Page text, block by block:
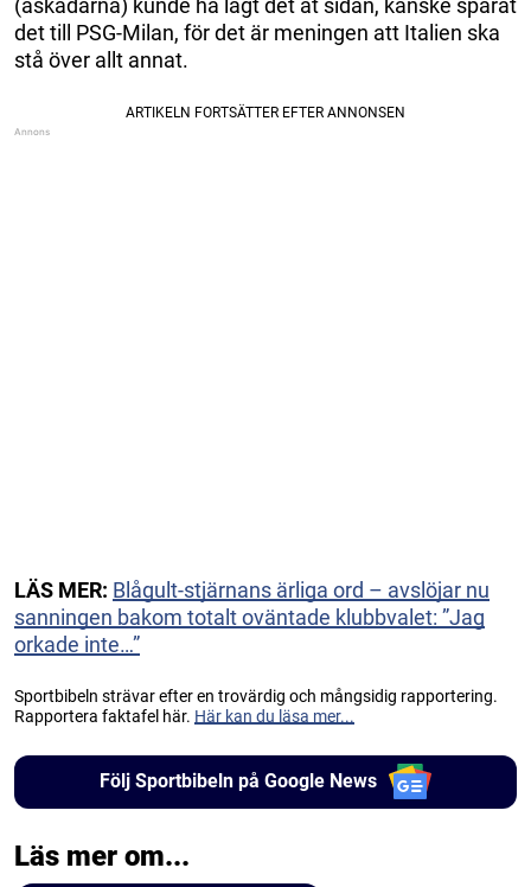
(åskådarna) kunde ha lagt det åt sidan, kanske sparat
det till PSG-Milan, för det är meningen att Italien ska
stå över allt annat.
LÄS MER: Blågult-stjärnans ärliga ord – avslöjar nu
sanningen bakom totalt oväntade klubbvalet: ”Jag
orkade inte…”
Sportbibeln strävar efter en trovärdig och mångsidig rapportering.
Rapportera faktafel här. Här kan du läsa mer...
Följ Sportbibeln på Google News
Läs mer om...